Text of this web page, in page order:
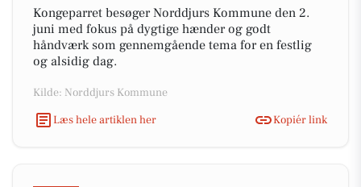
Kongeparret besøger Norddjurs Kommune den 2.
juni med fokus på dygtige hænder og godt
håndværk som gennemgående tema for en festlig
og alsidig dag.
Kilde: Norddjurs Kommune
Læs hele artiklen her
Kopiér link